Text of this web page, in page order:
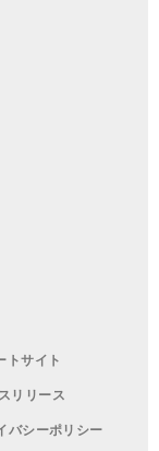
トサイト
リリース
バシーポリシー